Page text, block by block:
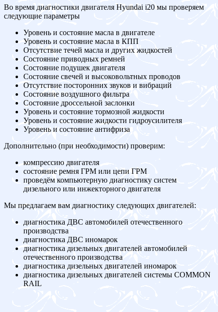
Во время диагностики двигателя Hyundai i20 мы проверяем
следующие параметры
Уровень и состояние масла в двигателе
Уровень и состояние масла в КПП
Отсутствие течей масла и других жидкостей
Состояние приводных ремней
Состояние подушек двигателя
Состояние свечей и высоковольтных проводов
Отсутствие посторонних звуков и вибраций
Состояние воздушного фильтра
Состояние дроссельной заслонки
Уровень и состояние тормозной жидкости
Уровень и состояние жидкости гидроусилителя
Уровень и состояние антифриза
Дополнительно (при необходимости) проверим:
компрессию двигателя
состояние ремня ГРМ или цепи ГРМ
проведём компьютерную диагностику систем
дизельного или инжекторного двигателя
Мы предлагаем вам диагностику следующих двигателей:
диагностика ДВС автомобилей отечественного
производства
диагностика ДВС иномарок
диагностика дизельных двигателей автомобилей
отечественного производства
диагностика дизельных двигателей иномарок
диагностика дизельных двигателей системы COMMON
RAIL